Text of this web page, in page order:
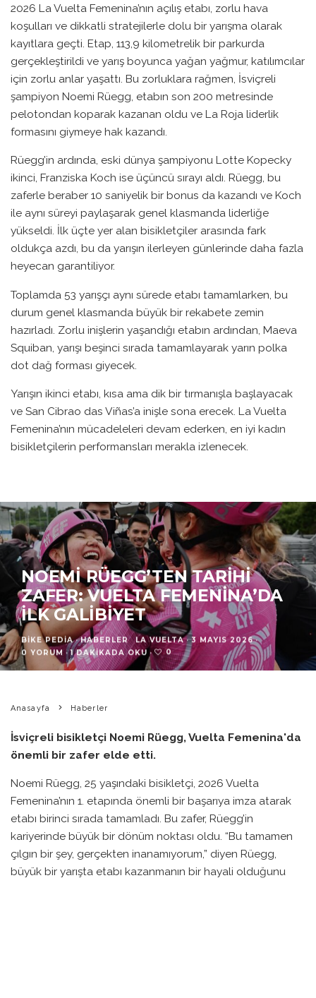
2026 La Vuelta Femenina’nın açılış etabı, zorlu hava
koşulları ve dikkatli stratejilerle dolu bir yarışma olarak
kayıtlara geçti. Etap, 113,9 kilometrelik bir parkurda
gerçekleştirildi ve yarış boyunca yağan yağmur, katılımcılar
için zorlu anlar yaşattı. Bu zorluklara rağmen, İsviçreli
şampiyon Noemi Rüegg, etabın son 200 metresinde
pelotondan koparak kazanan oldu ve La Roja liderlik
formasını giymeye hak kazandı.
Rüegg’in ardında, eski dünya şampiyonu Lotte Kopecky
ikinci, Franziska Koch ise üçüncü sırayı aldı. Rüegg, bu
zaferle beraber 10 saniyelik bir bonus da kazandı ve Koch
ile aynı süreyi paylaşarak genel klasmanda liderliğe
yükseldi. İlk üçte yer alan bisikletçiler arasında fark
oldukça azdı, bu da yarışın ilerleyen günlerinde daha fazla
heyecan garantiliyor.
Toplamda 53 yarışçı aynı sürede etabı tamamlarken, bu
durum genel klasmanda büyük bir rekabete zemin
hazırladı. Zorlu inişlerin yaşandığı etabın ardından, Maeva
Squiban, yarışı beşinci sırada tamamlayarak yarın polka
dot dağ forması giyecek.
Yarışın ikinci etabı, kısa ama dik bir tırmanışla başlayacak
ve San Cibrao das Viñas’a inişle sona erecek. La Vuelta
Femenina’nın mücadeleleri devam ederken, en iyi kadın
bisikletçilerin performansları merakla izlenecek.
NOEMI RÜEGG’TEN TARIHI
ZAFER: VUELTA FEMENINA’DA
İLK GALIBIYET
BIKE PEDIA · HABERLER LA VUELTA · 3 MAYIS 2026 ·
0 YORUM · 1 DAKIKADA OKU · 0
Anasayfa Haberler
İsviçreli bisikletçi Noemi Rüegg, Vuelta Femenina'da
önemli bir zafer elde etti.
Noemi Rüegg, 25 yaşındaki bisikletçi, 2026 Vuelta
Femenina’nın 1. etapında önemli bir başarıya imza atarak
etabı birinci sırada tamamladı. Bu zafer, Rüegg’in
kariyerinde büyük bir dönüm noktası oldu. “Bu tamamen
çılgın bir şey, gerçekten inanamıyorum,” diyen Rüegg,
büyük bir yarışta etabı kazanmanın bir hayali olduğunu